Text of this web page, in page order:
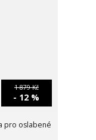
1 879 Kč
- 12 %
pro oslabené